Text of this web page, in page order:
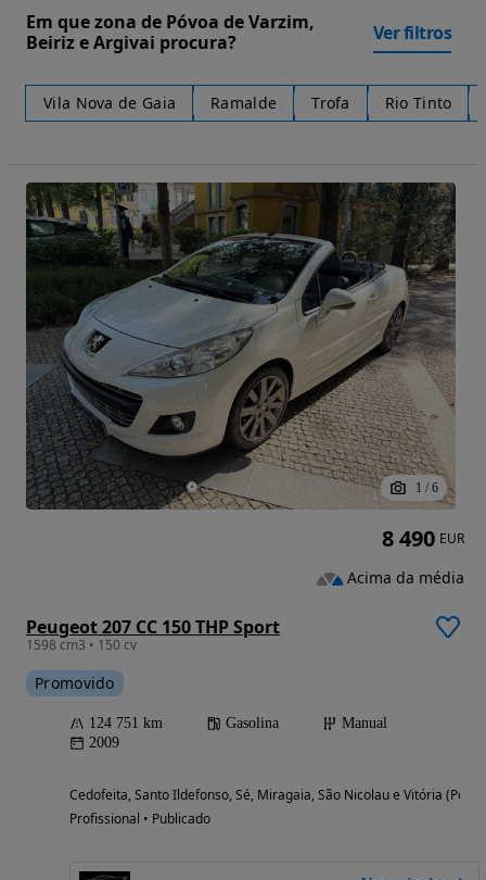
Em que zona de Póvoa de Varzim,
Beiriz e Argivai procura?
Ver filtros
Vila Nova de Gaia Ramalde Trofa Rio Tinto
1 / 6
Peugeot 207 CC 150 THP Sport
1598 cm3 • 150 cv
Promovido
124 751 km Gasolina
Manual
2009
Cedofeita, Santo Ildefonso, Sé, Miragaia, São Nicolau e Vitória (Porto)
Profissional • Publicado
8 490 EUR
Acima da média